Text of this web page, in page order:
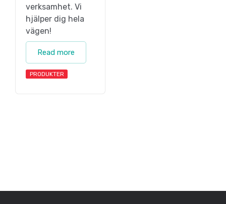
verksamhet. Vi
hjälper dig hela
vägen!
Read more
PRODUKTER